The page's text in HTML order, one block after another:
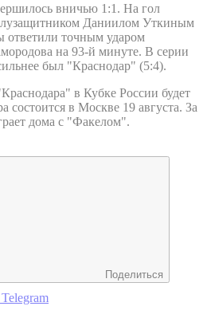
вничью 1:1. На гол
Даниилом Уткиным
ответили точным ударом
на 93-й минуте. В серии
был "Краснодар" (5:4).
в Кубке России будет
в Москве 19 августа. За
дома с "Факелом".
Поделиться
Telegram